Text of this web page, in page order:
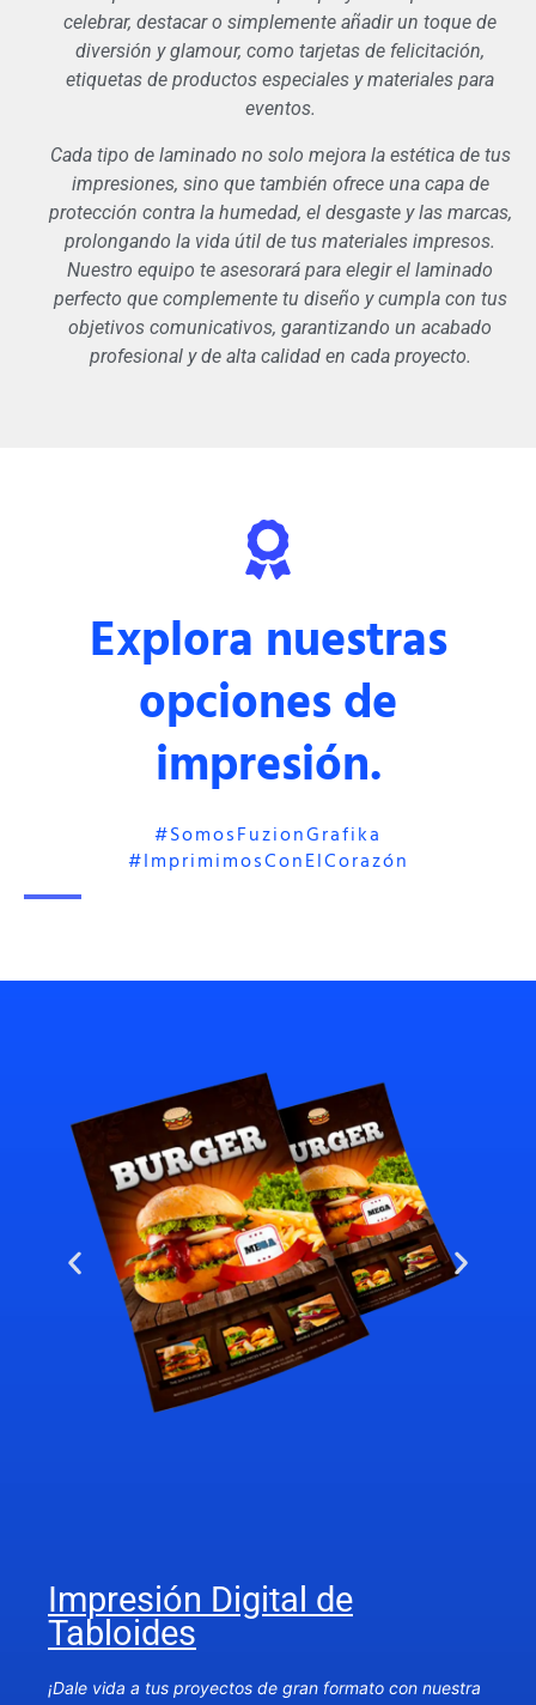
celebrar, destacar o simplemente añadir un toque de
diversión y glamour, como tarjetas de felicitación,
etiquetas de productos especiales y materiales para
eventos.
Cada tipo de laminado no solo mejora la estética de tus
impresiones, sino que también ofrece una capa de
protección contra la humedad, el desgaste y las marcas,
prolongando la vida útil de tus materiales impresos.
Nuestro equipo te asesorará para elegir el laminado
perfecto que complemente tu diseño y cumpla con tus
objetivos comunicativos, garantizando un acabado
profesional y de alta calidad en cada proyecto.
Explora nuestras
opciones de
impresión.
#somosFuzionGrafika
#imprimimosConElCorazón
Impresión Digital de
Tabloides
¡Dale vida a tus proyectos de gran formato con nuestra